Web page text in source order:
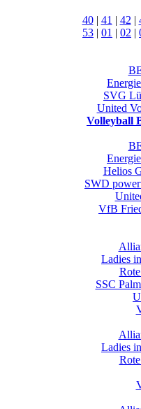
40| 41 | 42 |
53 | 01 | 02 |
SVG
United
Volleyball
Helios
SWD
VfB
Ladies
SSC
Ladies